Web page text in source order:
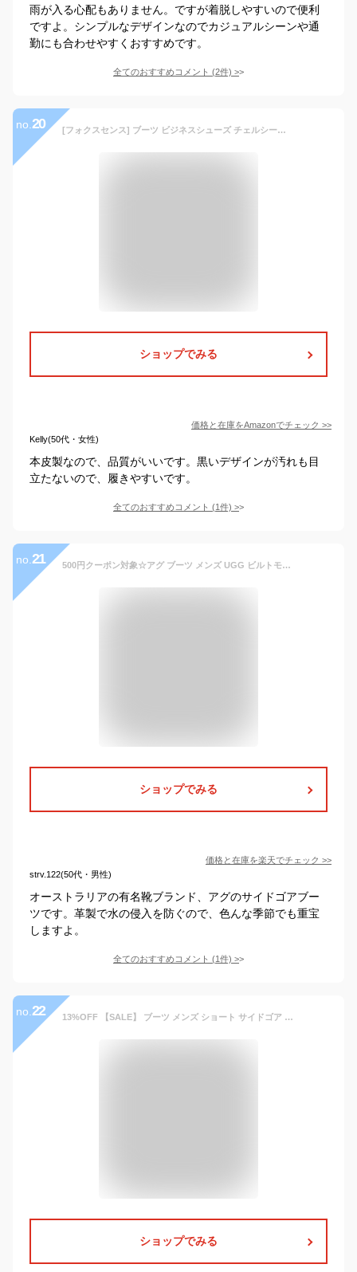
雨が入る心配もありません。ですが着脱しやすいので便利
ですよ。シンプルなデザインなのでカジュアルシーンや通
勤にも合わせやすくおすすめです。
全てのおすすめコメント (2件) >
no. 20 [フォクスセンス] ブーツ ビジネスシューズ チェルシーブーツ サイドゴア ブーツ メンズ 革靴 本革 防水 ブラック 27.0cm 712-01
ショップでみる
価格と在庫をAmazonでチェック >>
Kelly(50代・女性)
本皮製なので、品質がいいです。黒いデザインが汚れも目
立たないので、履きやすいです。
全てのおすすめコメント (1件) >
no. 21 500円クーポン対象☆アグ ブーツ メンズ UGG ビルトモアチェルシーブーツ ショート アンクル ミドル サイドゴア ブランド 防水 ブーツ シューズ 靴 カジュアル ロゴ 履きやすい 楽ちん 通勤 通学 学校 学生 ブラック 黒 1103789 BILTMORE CHELSEA BOOT
ショップでみる
価格と在庫を楽天でチェック >>
strv.122(50代・男性)
オーストラリアの有名靴ブランド、アグのサイドゴアブー
ツです。革製で水の侵入を防ぐので、色んな季節でも重宝
しますよ。
全てのおすすめコメント (1件) >
no. 22 13%OFF 【SALE】 ブーツ メンズ ショート サイドゴア PUレザー 合成皮革 3E 黒 ブラック 履きやすい 歩きやすい 防滑 茶 ブラウン カジュアル 紳士靴 雨 No.5268 デデス 25-27cm
ショップでみる